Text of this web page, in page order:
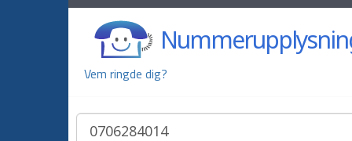
Vem ringde dig?